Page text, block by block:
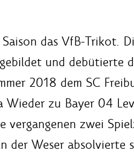
das VfB-Trikot.
und debütierte
2018 dem SC
Wieder zu Bayer 04
zwei
der Weser absolvierte